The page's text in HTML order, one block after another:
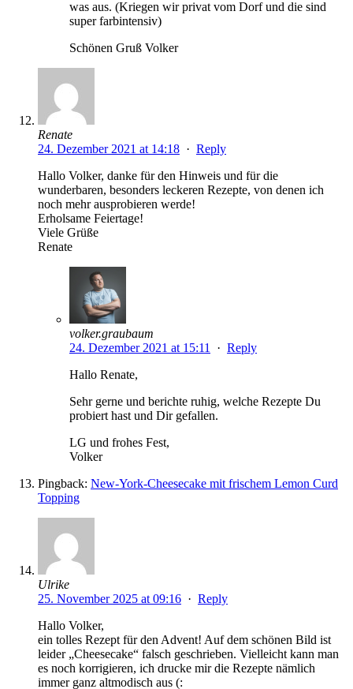
was aus. (Kriegen wir privat vom Dorf und die sind
super farbintensiv)
Schönen Gruß Volker
Renate
24. Dezember 2021 at 14:18 · Reply
Hallo Volker, danke für den Hinweis und für die
wunderbaren, besonders leckeren Rezepte, von denen ich
noch mehr ausprobieren werde!
Erholsame Feiertage!
Viele Grüße
Renate
volker.graubaum
24. Dezember 2021 at 15:11 · Reply
Hallo Renate,
Sehr gerne und berichte ruhig, welche Rezepte Du
probiert hast und Dir gefallen.
LG und frohes Fest,
Volker
Pingback: New-York-Cheesecake mit frischem Lemon Curd
Topping
Ulrike
25. November 2025 at 09:16 · Reply
Hallo Volker,
ein tolles Rezept für den Advent! Auf dem schönen Bild ist
leider „Cheesecake“ falsch geschrieben. Vielleicht kann man
es noch korrigieren, ich drucke mir die Rezepte nämlich
immer ganz altmodisch aus (: